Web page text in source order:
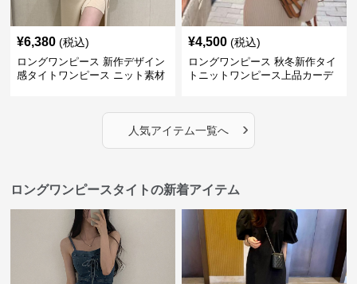
¥6,380 (税込)
ロングワンピース 新作デザイン
感タイトワンピース ニット素材
¥4,500 (税込)
ロングワンピース 秋冬新作タイ
トニットワンピース上品カーデ
人気アイテム一覧へ ›
ロングワンピースタイトの新着アイテム